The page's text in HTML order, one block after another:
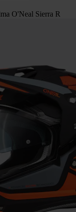
O'Neal Sierra R